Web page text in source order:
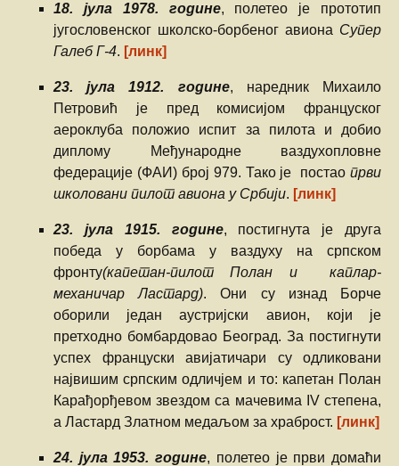
18. јула 1978. године, полетео је прототип
југословенског школско-борбеног авиона Супер
Галеб Г-4. [линк]
23. јула 1912. године, наредник Михаило
Петровић је пред комисијом француског
аероклуба положио испит за пилота и добио
диплому Међународне ваздухопловне
федерације (ФАИ) број 979. Тако је постао први
школовани пилот авиона у Србији. [линк]
23. јула 1915. године, постигнута је друга
победа у борбама у ваздуху на српском
фронту(капетан-пилот Полан и каплар-
механичар Ластард). Они су изнад Борче
оборили један аустријски авион, који је
претходно бомбардовао Београд. За постигнути
успех француски авијатичари су одликовани
највишим српским одличјем и то: капетан Полан
Карађорђевом звездом са мачевима IV степена,
а Ластард Златном медаљом за храброст. [линк]
24. јула 1953. године, полетео је први домаћи